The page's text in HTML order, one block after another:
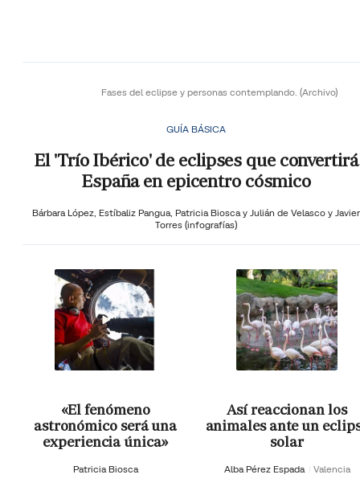
Fases del eclipse y personas contemplando. (Archivo)
GUÍA BÁSICA
El 'Trío Ibérico' de eclipses que convertirá
España en epicentro cósmico
Bárbara López, Estíbaliz Pangua, Patricia Biosca y Julián de Velasco y Javier
Torres (infografías)
«El fenómeno
astronómico será una
experiencia única»
Patricia Biosca
Así reaccionan los
animales ante un
solar
Alba Pérez Espada Valencia